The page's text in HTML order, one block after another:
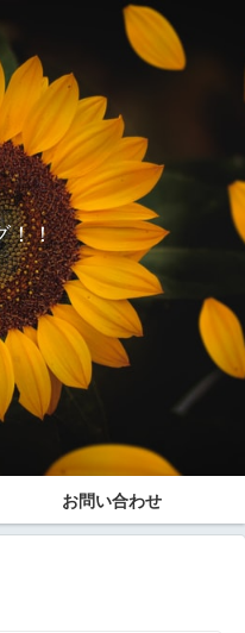
！！
お問い合わせ